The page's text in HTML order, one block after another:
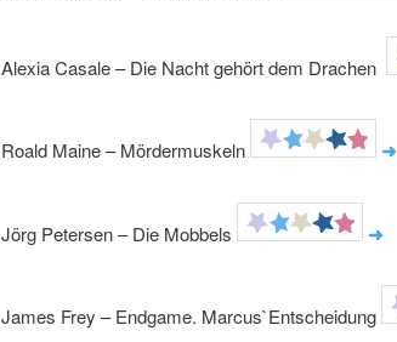
Alexia Casale – Die Nacht gehört dem Drachen
Roald Maine – Mördermuskeln ➜
Jörg Petersen – Die Mobbels ➜
James Frey – Endgame. Marcus`Entscheidung